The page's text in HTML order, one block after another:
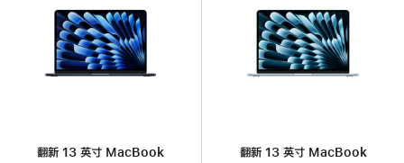
翻新 13 英寸 MacBook
翻新 13 英寸 MacBook